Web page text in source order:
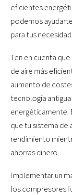
eficientes
podemos
para tus
Ten en cuenta
de aire más
aumento de
tecnología
energéticamente.
que tu sistema de
rendimiento
ahorras dinero.
Implementar un
los compresores